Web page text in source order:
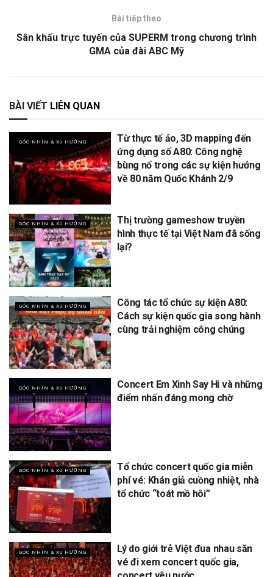
Bài tiếp theo
Sân khấu trực tuyến của SUPERM trong chương trình
GMA của đài ABC Mỹ
BÀI VIẾT LIÊN QUAN
GÓC NHÌN & XU HƯỚNG
Từ thực tế ảo, 3D mapping đến
ứng dụng số A80: Công nghệ
bùng nổ trong các sự kiện hướng
về 80 năm Quốc Khánh 2/9
GÓC NHÌN & XU HƯỚNG
Thị trường gameshow truyền
hình thực tế tại Việt Nam đã sống
lại?
GÓC NHÌN & XU HƯỚNG
Công tác tổ chức sự kiện A80:
Cách sự kiện quốc gia song hành
cùng trải nghiệm công chúng
GÓC NHÌN & XU HƯỚNG
Concert Em Xinh Say Hi và những
điểm nhấn đáng mong chờ
GÓC NHÌN & XU HƯỚNG
Tổ chức concert quốc gia miễn
phí vé: Khán giả cuồng nhiệt, nhà
tổ chức “toát mồ hôi”
GÓC NHÌN & XU HƯỚNG
Lý do giới trẻ Việt đua nhau săn
vé đi xem concert quốc gia,